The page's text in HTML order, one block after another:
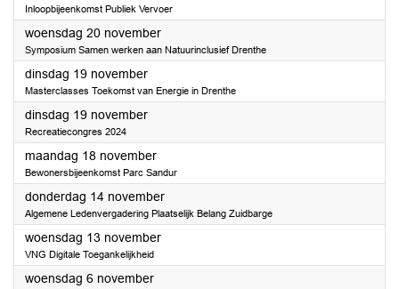
Inloopbijeenkomst Publiek Vervoer
woensdag 20 november2024
Symposium Samen werken aan Natuurinclusief Drenthe
dinsdag 19 november2024
Masterclasses Toekomst van Energie in Drenthe
dinsdag 19 november2024
Recreatiecongres 2024
maandag 18 november2024
Bewonersbijeenkomst Parc Sandur
donderdag 14 november2024
Algemene Ledenvergadering Plaatselijk Belang Zuidbarge
woensdag 13 november2024
VNG Digitale Toegankelijkheid
woensdag 6 november2024